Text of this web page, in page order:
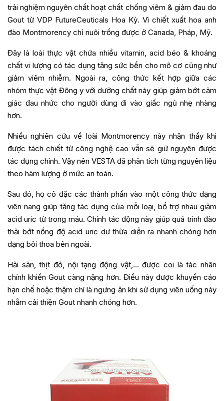
trải nghiệm nguyên chất hoạt chất chống viêm & giảm đau do
Gout từ VDP FutureCeuticals Hoa Kỳ. Vì chiết xuất hoa anh
đào Montmorency chỉ nuôi trồng được ở Canada, Pháp, Mỹ.
Đây là loài thực vật chứa nhiều vitamin, acid béo & khoáng
chất vi lượng có tác dụng tăng sức bền cho mô cơ cũng như
giảm viêm nhiễm. Ngoài ra, công thức kết hợp giữa các
nhóm thực vật Đông y với dưỡng chất này giúp giảm bớt cảm
giác đau nhức cho người dùng đi vào giấc ngủ nhẹ nhàng
hơn.
Nhiều nghiên cứu về loài Montmorency này nhận thấy khi
được tách chiết từ công nghệ cao vẫn sẽ giữ nguyên được
tác dụng chính. Vậy nên VESTA đã phân tích từng nguyên liệu
theo hàm lượng ở mức an toàn.
Sau đó, họ cô đặc các thành phần vào một công thức dạng
viên nang giúp tăng tác dụng của mỗi loại, bổ trợ nhau giảm
acid uric từ trong máu. Chính tác động này giúp quá trình đào
thải bớt nồng độ acid uric dư thừa diễn ra nhanh chóng hơn
dạng bôi thoa bên ngoài.
Hải sản, thịt đỏ, nội tạng động vật,… được coi là tác nhân
chính khiến Gout càng nặng hơn. Điều này được khuyến cáo
hạn chế hoặc thậm chí là ngưng ăn khi sử dụng viên uống này
nhằm cải thiện Gout nhanh chóng hơn.